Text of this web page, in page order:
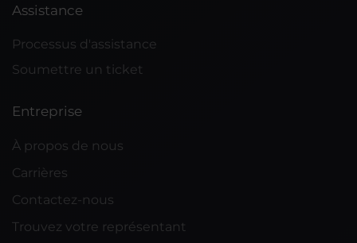
Assistance
Processus d'assistance
Soumettre un ticket
Entreprise
À propos de nous
Carrières
Contactez-nous
Trouvez votre représentant